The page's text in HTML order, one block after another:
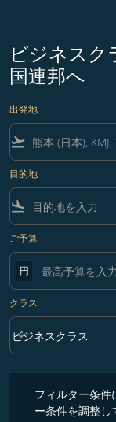
ビジネスク
国連邦へ
出発地
flight_takeoff
目的地
flight_land
ご予算
円
クラス
クラス option ビジネ
ビジネスクラス
keyboard_arrow_down
フィルター条件
ー条件を調整し